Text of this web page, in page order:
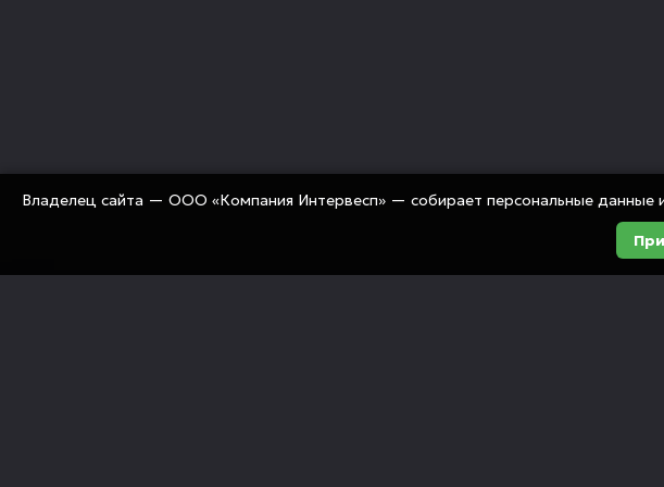
Владелец сайта — ООО «Компания Интервесп» — собирает персональные данные